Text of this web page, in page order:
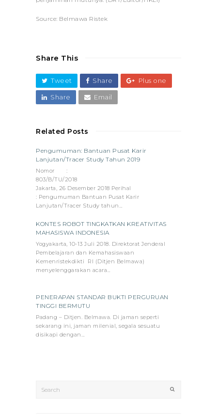
Source: Belmawa Ristek
Share This
Tweet Share Plus one
Share Email
Related Posts
Pengumuman: Bantuan Pusat Karir
Lanjutan/Tracer Study Tahun 2019
Nomor :
803/B/
Jakarta, 26 Desember 2018 Perihal
: Pengumuman Bantuan Pusat Karir
Lanjutan/Tracer Study tahun…
KONTES ROBOT TINGKATKAN KREATIVITAS
MAHASISWA INDONESIA
Yogyakarta, 10-13 Juli 2018. Direktorat Jenderal
Pembelajaran dan Kemahasiswaan
Kemenristekdikti RI (Ditjen Belmawa)
menyelenggarakan acara…
PENERAPAN STANDAR BUKTI PERGURUAN
TINGGI BERMUTU
Padang – Ditjen. Belmawa. Di jaman seperti
sekarang ini, jaman milenial, segala sesuatu
disikapi dengan…